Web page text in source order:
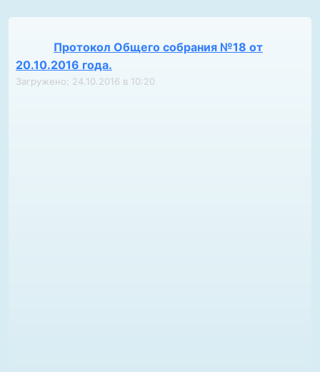
Протокол Общего собрания №18 от
20.10.2016 года.
Загружено: 24.10.2016 в 10:20